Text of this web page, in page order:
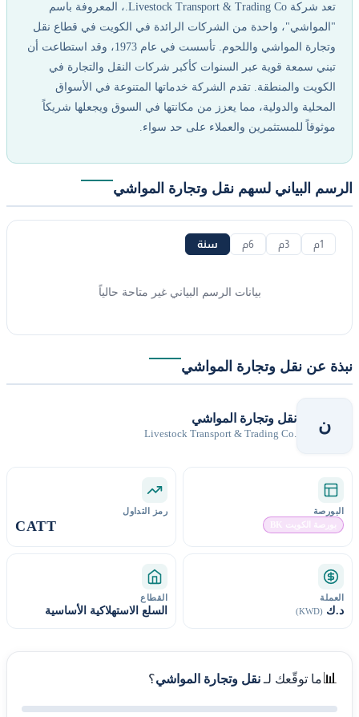
تعد شركة Livestock Transport & Trading Co.، المعروفة باسم
"المواشي"، واحدة من الشركات الرائدة في الكويت في قطاع نقل
وتجارة المواشي واللحوم. تأسست في عام 1973، وقد استطاعت أن
تبني سمعة قوية عبر السنوات كأكبر شركات النقل والتجارة في
الكويت والمنطقة. تقدم الشركة خدماتها المتنوعة في الأسواق
المحلية والدولية، مما يعزز من مكانتها في السوق ويجعلها شريكاً
موثوقاً للمستثمرين والعملاء على حد سواء.
الرسم البياني لسهم نقل وتجارة المواشي
1م 3م 6م سنة
بيانات الرسم البياني غير متاحة حالياً
نبذة عن نقل وتجارة المواشي
ن نقل وتجارة المواشي
Livestock Transport & Trading Co.
البورصة
بورصة الكويت BK
رمز التداول
CATT
العملة
د.ك (KWD)
القطاع
السلع الاستهلاكية الأساسية
📊ما توقّعك لـ نقل وتجارة المواشي؟